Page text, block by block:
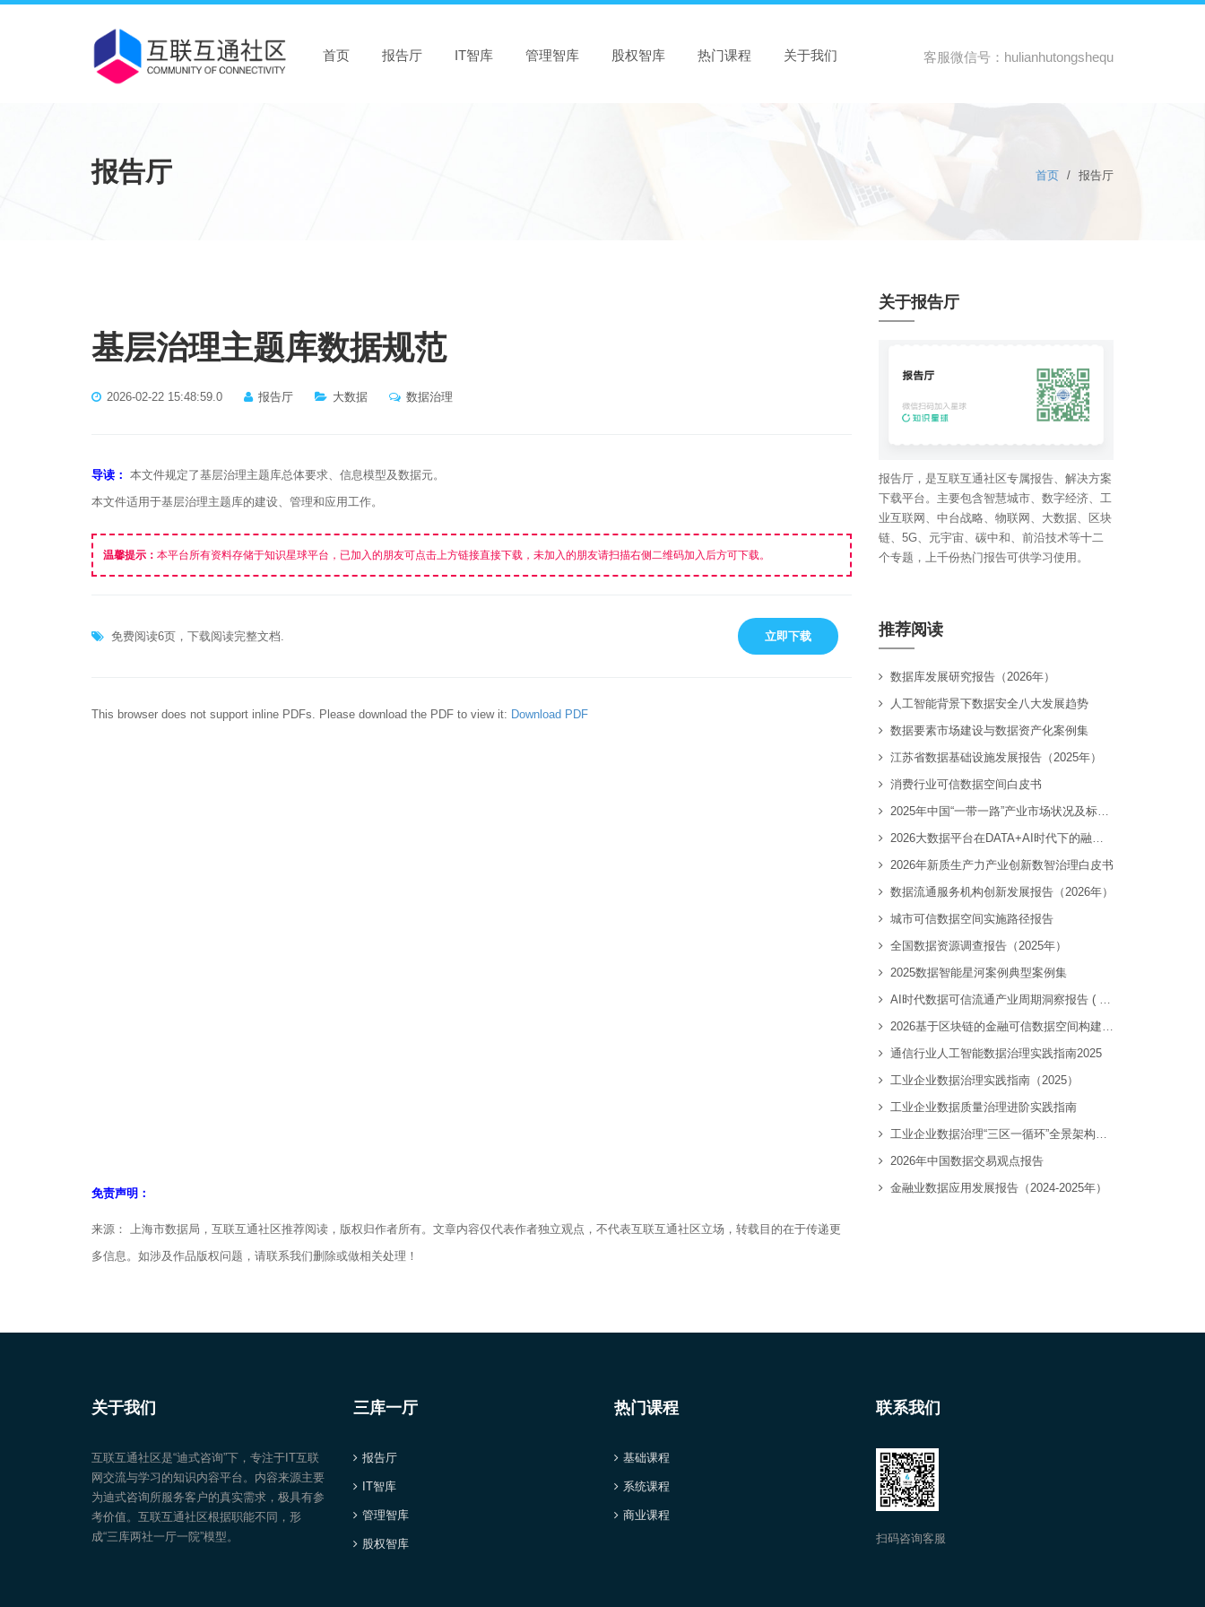
首页 报告厅 IT智库 管理智库 股权智库 热门课程 关于我们 客服微信号：hulianhutongshequ
报告厅 首页 / 报告厅
基层治理主题库数据规范
2026-02-22 15:48:59.0 报告厅 大数据 数据治理
导读： 本文件规定了基层治理主题库总体要求、信息模型及数据元。
本文件适用于基层治理主题库的建设、管理和应用工作。
温馨提示： 本平台所有资料存储于知识星球平台，已加入的朋友可点击上方链接直接下载，未加入的朋友请扫描右侧二维码加入后方可下载。
免费阅读6页，下载阅读完整文档. 立即下载
This browser does not support inline PDFs. Please download the PDF to view it: Download PDF
免责声明：
来源： 上海市数据局，互联互通社区推荐阅读，版权归作者所有。文章内容仅代表作者独立观点，不代表互联互通社区立场，转载目的在于传递更
多信息。如涉及作品版权问题，请联系我们删除或做相关处理！
关于报告厅
报告厅，是互联互通社区专属报告、解决方案
下载平台。主要包含智慧城市、数字经济、工
业互联网、中台战略、物联网、大数据、区块
链、5G、元宇宙、碳中和、前沿技术等十二
个专题，上千份热门报告可供学习使用。
推荐阅读
数据库发展研究报告（2026年）
人工智能背景下数据安全八大发展趋势
数据要素市场建设与数据资产化案例集
江苏省数据基础设施发展报告（2025年）
消费行业可信数据空间白皮书
2025年中国“一带一路”产业市场状况及标杆企业经营数据分析报告
2026大数据平台在DATA+AI时代下的融合创新报告
2026年新质生产力产业创新数智治理白皮书
数据流通服务机构创新发展报告（2026年）
城市可信数据空间实施路径报告
全国数据资源调查报告（2025年）
2025数据智能星河案例典型案例集
AI时代数据可信流通产业周期洞察报告 ( 2026 )
2026基于区块链的金融可信数据空间构建技术研究报告
通信行业人工智能数据治理实践指南2025
工业企业数据治理实践指南（2025）
工业企业数据质量治理进阶实践指南
工业企业数据治理“三区一循环”全景架构白皮书
2026年中国数据交易观点报告
金融业数据应用发展报告（2024-2025年）
关于我们
互联互通社区是“迪式咨询”下，专注于IT互联
网交流与学习的知识内容平台。内容来源主要
为迪式咨询所服务客户的真实需求，极具有参
考价值。互联互通社区根据职能不同，形
成“三库两社一厅一院”模型。
三库一厅
报告厅
IT智库
管理智库
股权智库
热门课程
基础课程
系统课程
商业课程
联系我们
扫码咨询客服